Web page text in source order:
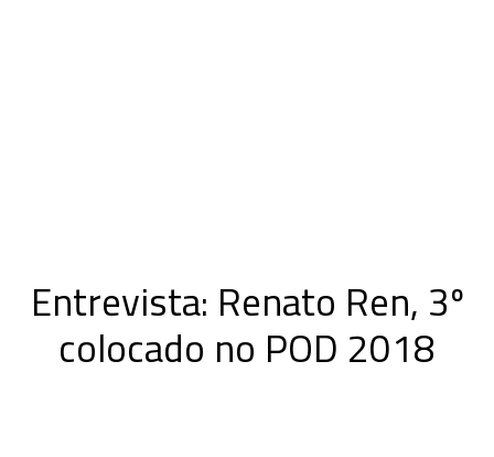
Entrevista: Renato Ren, 3º
colocado no POD 2018